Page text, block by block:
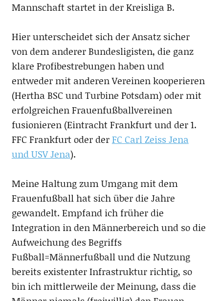
Mannschaft startet in der Kreisliga B.
Hier unterscheidet sich der Ansatz sicher
von dem anderer Bundesligisten, die ganz
klare Profibestrebungen haben und
entweder mit anderen Vereinen kooperieren
(Hertha BSC und Turbine Potsdam) oder mit
erfolgreichen Frauenfußballvereinen
fusionieren (Eintracht Frankfurt und der 1.
FFC Frankfurt oder derFC Carl Zeiss Jena
und USV Jena).
Meine Haltung zum Umgang mit dem
Frauenfußball hat sich über die Jahre
gewandelt. Empfand ich früher die
Integration in den Männerbereich und so die
Aufweichung des Begriffs
Fußball=Männerfußball und die Nutzung
bereits existenter Infrastruktur richtig, so
bin ich mittlerweile der Meinung, dass die